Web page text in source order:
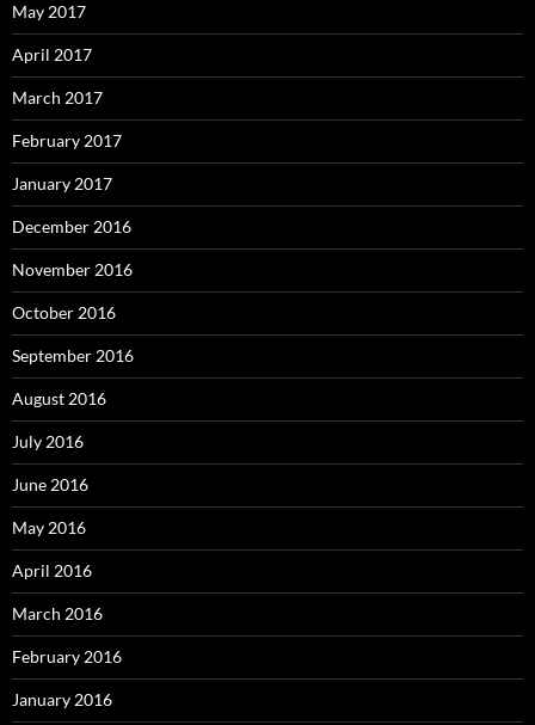
May 2017
April 2017
March 2017
February 2017
January 2017
December 2016
November 2016
October 2016
September 2016
August 2016
July 2016
June 2016
May 2016
April 2016
March 2016
February 2016
January 2016